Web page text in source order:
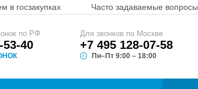
в госзакупках Часто задаваемые вопросы
по РФ
53-40
Для звонков по Москве
+7 495 128-07-58
Пн–Пт 9:00 – 18:00